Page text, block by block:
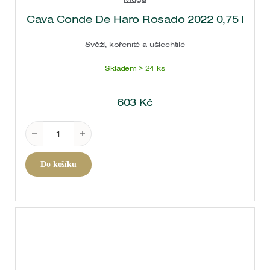
Cava Conde De Haro Rosado 2022 0,75 l
Svěží, kořenité a ušlechtilé
Skladem > 24 ks
603 Kč
Cava Conde De Haro Rosado 2022 0,75 l množství
Do košíku